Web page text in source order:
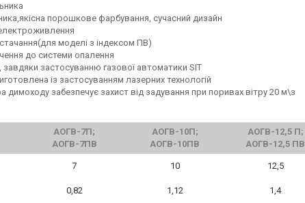
порошкове фарбування, сучасний дизайн
моделі з індексом ПВ)
до системи опалення
завдяки застосуванню газової автоматики SIT
із застосуванням лазерних технологій
димоходу забезпечує захист від задування при поривах вітру 20 м\з
АОГВ-7П;
АОГВ-7ПВ
АОГВ-10П;
АОГВ-10ПВ
АОГВ-12,5 П;
АОГВ-12,5 ПВ
7 10 12,5
0,82 1,12 1,4